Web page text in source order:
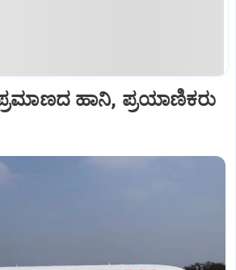
ಪ್ರಮಾಣದ ಹಾನಿ, ಪ್ರಯಾಣಿಕರು